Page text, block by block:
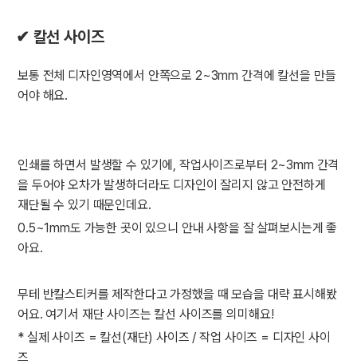
✔ 칼선 사이즈
보통 전체 디자인영역에서 안쪽으로 2~3mm 간격에 칼선을 만들
어야 해요.
인쇄를 하면서 발생할 수 있기에, 작업사이즈로부터 2~3mm 간격
을 두어야 오차가 발생하더라도 디자인이 잘리지 않고 안전하게
재단될 수 있기 때문인데요.
0.5~1mm도 가능한 곳이 있으니 안내 사항을 잘 살펴보시는게 좋
아요.
무테 반칼스티커를 제작한다고 가정했을 때 모습을 대략 표시해봤
어요. 여기서 재단 사이즈는 칼선 사이즈를 의미해요!
* 실제 사이즈 = 칼선(재단) 사이즈 / 작업 사이즈 = 디자인 사이
즈